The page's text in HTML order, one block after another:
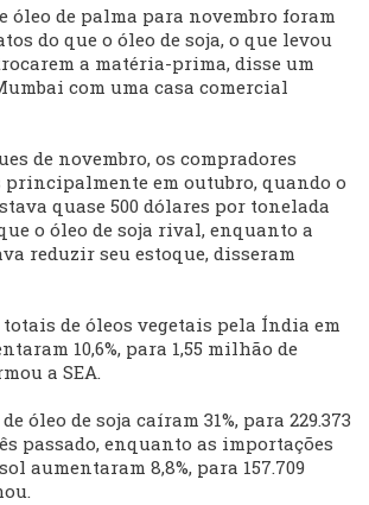
óleo de palma para novembro foram
do que o óleo de soja, o que levou
a matéria-prima, disse um
com uma casa comercial
de novembro, os compradores
principalmente em outubro, quando o
quase 500 dólares por tonelada
o óleo de soja rival, enquanto a
reduzir seu estoque, disseram
de óleos vegetais pela Índia em
10,6%, para 1,55 milhão de
a SEA.
óleo de soja caíram 31%, para 229.373
passado, enquanto as importações
aumentaram 8,8%, para 157.709